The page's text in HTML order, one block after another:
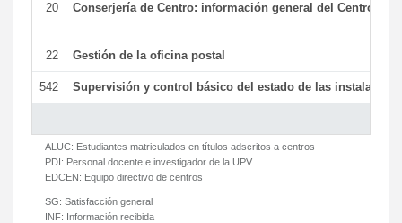
20 Conserjería de Centro: información general del Centro y
22 Gestión de la oficina postal
542 Supervisión y control básico del estado de las
ALUC: Estudiantes matriculados en títulos adscritos a centros
PDI: Personal docente e investigador de la UPV
EDCEN: Equipo directivo de centros
SG: Satisfacción general
INF: Información recibida